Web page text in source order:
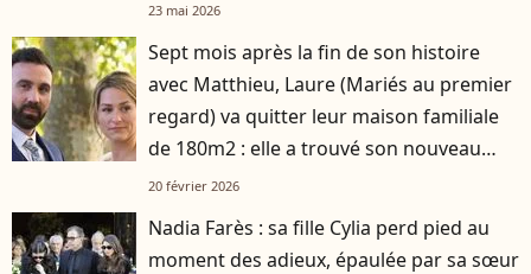
23 mai 2026
Sept mois après la fin de son histoire
avec Matthieu, Laure (Mariés au premier
regard) va quitter leur maison familiale
de 180m2 : elle a trouvé son nouveau
logement
20 février 2026
Nadia Farès : sa fille Cylia perd pied au
moment des adieux, épaulée par sa sœur